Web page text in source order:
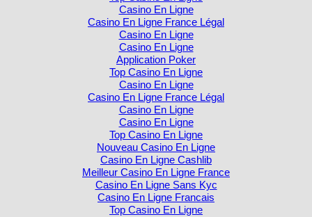
Casino En Ligne
Casino En Ligne France Légal
Casino En Ligne
Casino En Ligne
Application Poker
Top Casino En Ligne
Casino En Ligne
Casino En Ligne France Légal
Casino En Ligne
Casino En Ligne
Top Casino En Ligne
Nouveau Casino En Ligne
Casino En Ligne Cashlib
Meilleur Casino En Ligne France
Casino En Ligne Sans Kyc
Casino En Ligne Francais
Top Casino En Ligne